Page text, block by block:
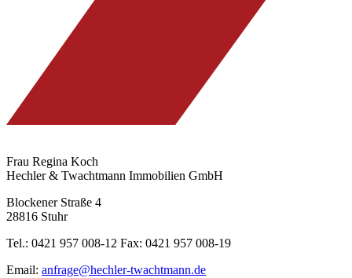
Frau Regina Koch
Hechler & Twachtmann Immobilien GmbH
Blockener Straße 4
28816 Stuhr
Tel.: 0421 957 008-12 Fax: 0421 957 008-19
Email: anfrage@hechler-twachtmann.de